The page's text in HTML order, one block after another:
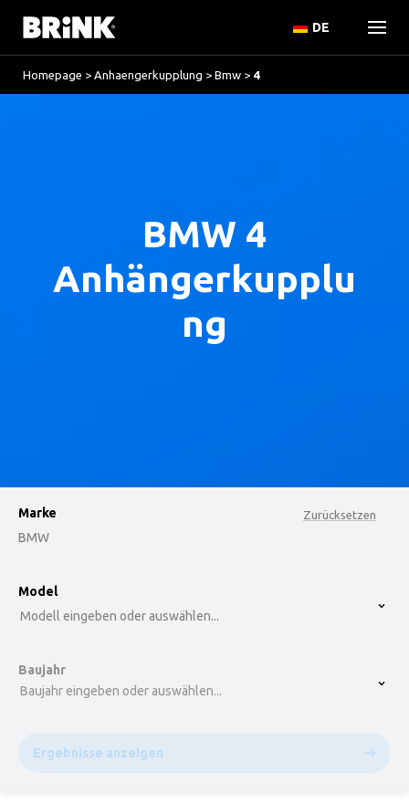
DE
Homepage > Anhaengerkupplung > Bmw > 4
BMW 4
Anhängerkupplu
ng
Zurücksetzen
Marke
BMW
option , selected.
Model
Modell eingeben oder auswählen...
Baujahr
Baujahr eingeben oder auswählen...
Ergebnisse anzeigen